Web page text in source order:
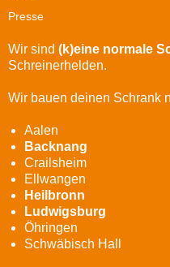
Presse
Wir sind (k)eine normale
Schreinerhelden.
Wir bauen deinen Schrank
Aalen
Backnang
Crailsheim
Ellwangen
Heilbronn
Ludwigsburg
Öhringen
Schwäbisch Hall